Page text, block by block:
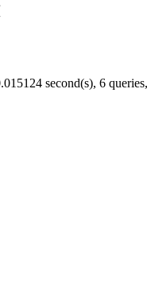
second(s), 6